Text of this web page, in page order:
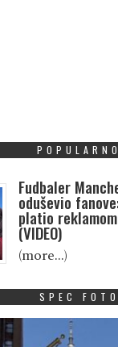
POPULARNO
Fudbaler
oduševio
platio
(VIDEO)
(more…)
SPEC FOTO